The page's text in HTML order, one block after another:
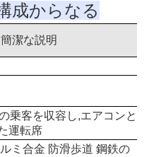
成からなる
簡潔な説明
乗客を収容し,エアコンと
運転席
ミ合金 防滑歩道 鋼鉄の